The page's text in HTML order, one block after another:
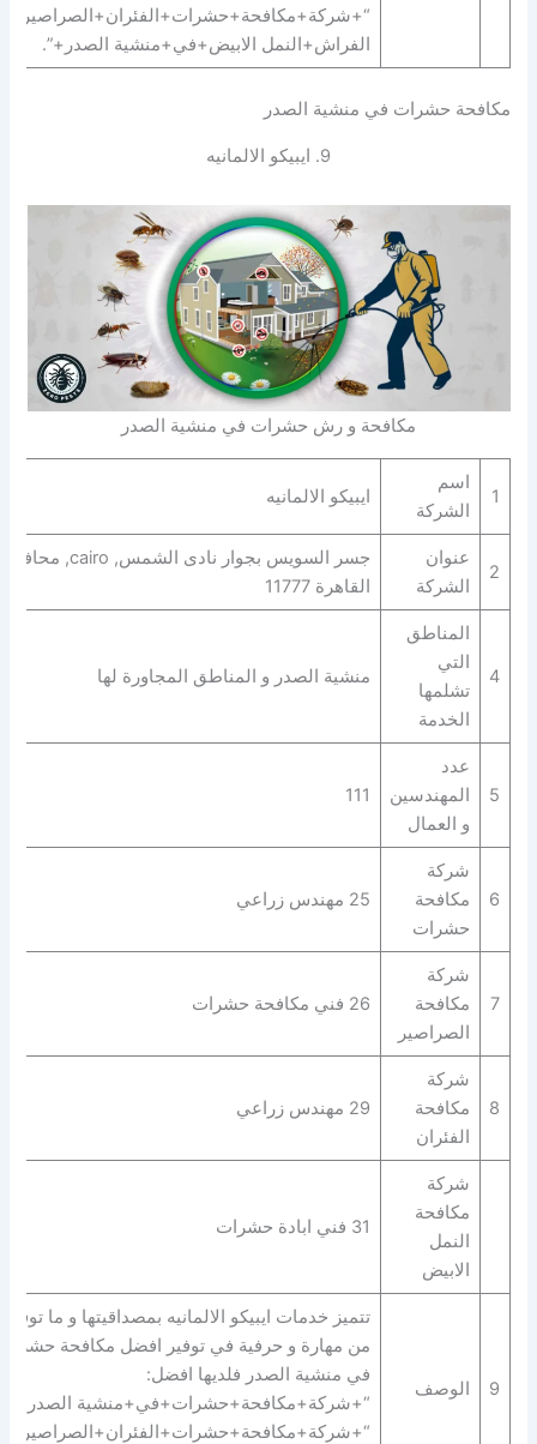
الفراش+النمل الابيض+في+منشية الصدر+”.
مكافحة حشرات في منشية الصدر
9. ايبيكو الالمانيه
مكافحة و رش حشرات في منشية الصدر
1
اسم
الشركة
ايبيكو الالمانيه
2
عنوان
الشركة
جسر السويس بجوار نادى الشمس, cairo, محافظة
القاهرة‬ 11777
4
المناطق
التي
تشلمها
الخدمة
منشية الصدر و المناطق المجاورة لها
5
عدد
المهندسين
و العمال
111
6
شركة
مكافحة
حشرات
25 مهندس زراعي
7
شركة
مكافحة
الصراصير
26 فني مكافحة حشرات
8
شركة
مكافحة
الفئران
29 مهندس زراعي
شركة
مكافحة
النمل
الابيض
31 فني ابادة حشرات
9 الوصف
تتميز خدمات ايبيكو الالمانيه بمصداقيتها و ما توفره
من مهارة و حرفية في توفير افضل مكافحة
في منشية الصدر فلديها افضل:
“+شركة+مكافحة+حشرات+في+منشية الصدر+”